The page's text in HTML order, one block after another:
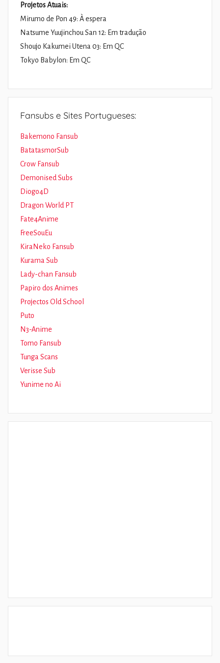
Projetos Atuais:
Mirumo de Pon 49: À espera
Natsume Yuujinchou San 12: Em tradução
Shoujo Kakumei Utena 03: Em QC
Tokyo Babylon: Em QC
Fansubs e Sites Portugueses:
Bakemono Fansub
BatatasmorSub
Crow Fansub
Demonised Subs
Diogo4D
Dragon World PT
Fate4Anime
FreeSouEu
KiraNeko Fansub
Kurama Sub
Lady-chan Fansub
Papiro dos Animes
Projectos Old School
Puto
N3-Anime
Tomo Fansub
Tunga Scans
Verisse Sub
Yunime no Ai